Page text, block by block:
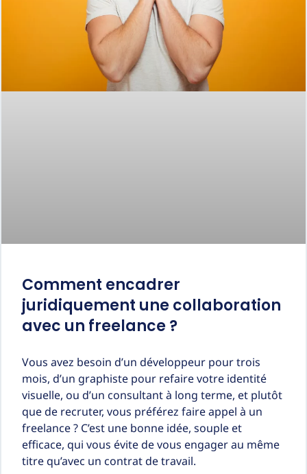
Comment encadrer
juridiquement une collaboration
avec un freelance ?
Vous avez besoin d’un développeur pour trois
mois, d’un graphiste pour refaire votre identité
visuelle, ou d’un consultant à long terme, et plutôt
que de recruter, vous préférez faire appel à un
freelance ? C’est une bonne idée, souple et
efficace, qui vous évite de vous engager au même
titre qu’avec un contrat de travail.